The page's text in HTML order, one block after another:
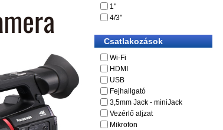
1"
4/3"
Csatlakozások
Wi-Fi
HDMI
USB
Fejhallgató
3,5mm Jack - miniJack
Vezérlő aljzat
Mikrofon